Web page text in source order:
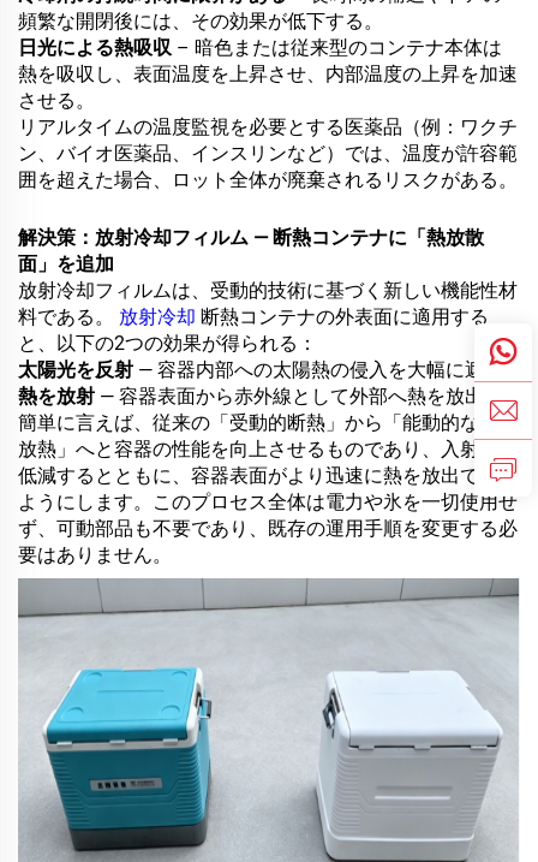
頻繁な開閉後には、その効果が低下する。
日光による熱吸収 – 暗色または従来型のコンテナ本体は
熱を吸収し、表面温度を上昇させ、内部温度の上昇を加速
させる。
リアルタイムの温度監視を必要とする医薬品（例：ワクチ
ン、バイオ医薬品、インスリンなど）では、温度が許容範
囲を超えた場合、ロット全体が廃棄されるリスクがある。
解決策：放射冷却フィルム ― 断熱コンテナに「熱放散
面」を追加
放射冷却フィルムは、受動的技術に基づく新しい機能性材
料である。 放射冷却 断熱コンテナの外表面に適用する
と、以下の2つの効果が得られる：
太陽光を反射 — 容器内部への太陽熱の侵入を大幅に遮断
熱を放射 — 容器表面から赤外線として外部へ熱を放出
簡単に言えば、従来の「受動的断熱」から「能動的な補助
放熱」へと容器の性能を向上させるものであり、入射熱を
低減するとともに、容器表面がより迅速に熱を放出できる
ようにします。このプロセス全体は電力や氷を一切使用せ
ず、可動部品も不要であり、既存の運用手順を変更する必
要はありません。